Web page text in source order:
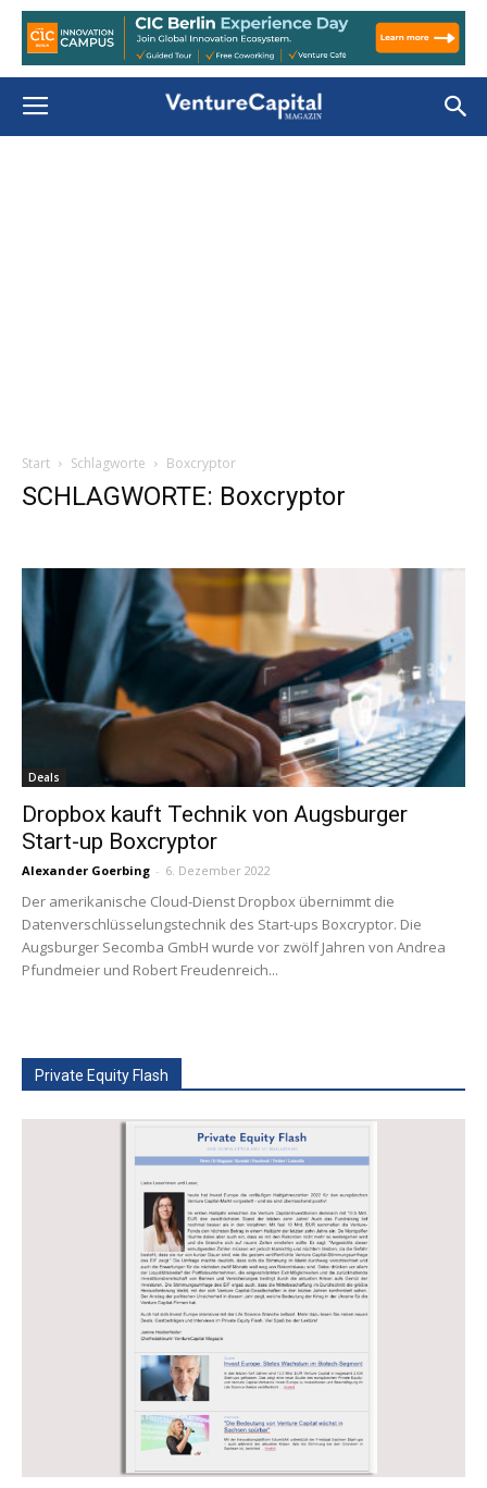
Start Schlagworte Boxcryptor
SCHLAGWORTE: Boxcryptor
Deals
Dropbox kauft Technik von Augsburger
Start-up Boxcryptor
Alexander Goerbing - 6. Dezember 2022
Der amerikanische Cloud-Dienst Dropbox übernimmt die
Datenverschlüsselungstechnik des Start-ups Boxcryptor. Die
Augsburger Secomba GmbH wurde vor zwölf Jahren von Andrea
Pfundmeier und Robert Freudenreich...
Private Equity Flash